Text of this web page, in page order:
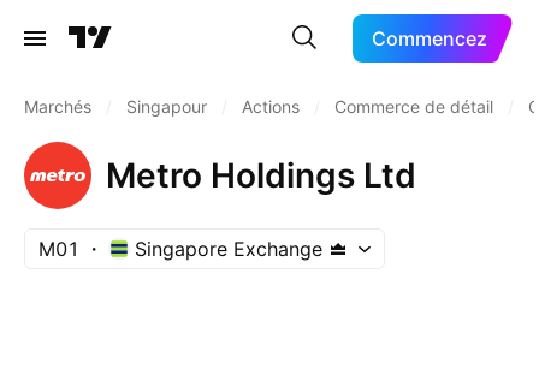
Commencez
Marchés Singapour Actions Commerce de détail
Metro Holdings Ltd
M01 Singapore Exchange